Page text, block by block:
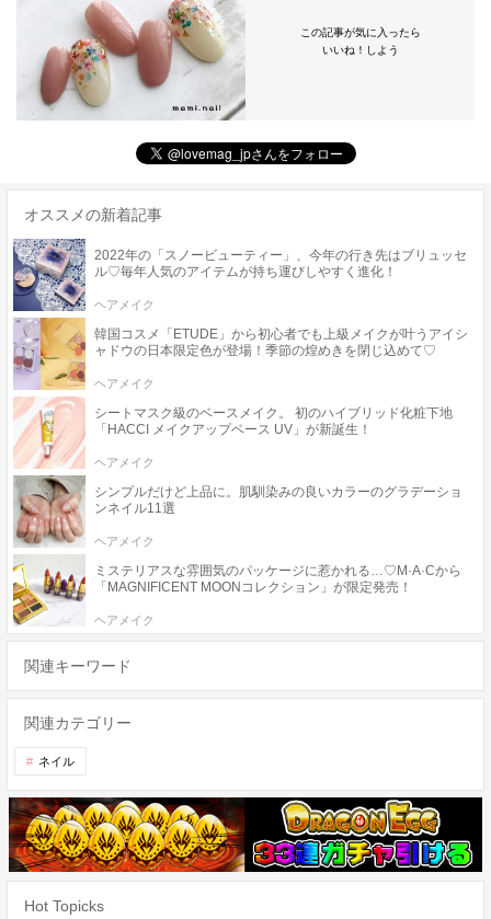
この記事が気に入ったら
いいね！しよう
オススメの新着記事
2022年の「スノービューティー」、今年の行き先はブリュッセ
ル♡毎年人気のアイテムが持ち運びしやすく進化！
ヘアメイク
韓国コスメ「ETUDE」から初心者でも上級メイクが叶うアイシ
ャドウの日本限定色が登場！季節の煌めきを閉じ込めて♡
ヘアメイク
シートマスク級のベースメイク。 初のハイブリッド化粧下地
「HACCI メイクアップベース UV」が新誕生！
ヘアメイク
シンプルだけど上品に。肌馴染みの良いカラーのグラデーショ
ンネイル11選
ヘアメイク
ミステリアスな雰囲気のパッケージに惹かれる…♡M·A·Cから
「MAGNIFICENT MOONコレクション」が限定発売！
ヘアメイク
関連キーワード
関連カテゴリー
ネイル
Hot Topicks